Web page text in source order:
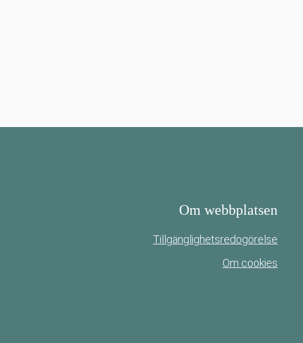
Om webbplatsen
Tillgänglighetsredogörelse
Om cookies